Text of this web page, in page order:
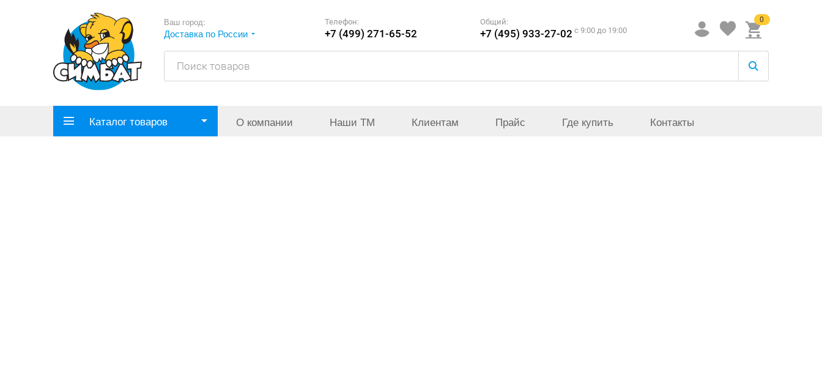
Ваш город:
Доставка по России
Телефон:
+7 (499) 271-65-52
Общий:
+7 (495) 933-27-02 c 9:00 до 19:00
0
Каталог товаров О компании Наши ТМ Клиентам Прайс Где купить Контакты